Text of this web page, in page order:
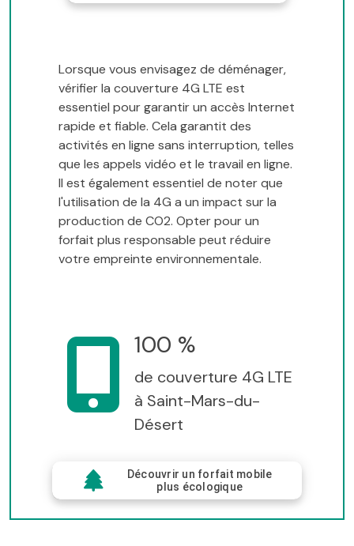
Lorsque vous envisagez de déménager,
vérifier la couverture 4G LTE est
essentiel pour garantir un accès Internet
rapide et fiable. Cela garantit des
activités en ligne sans interruption, telles
que les appels vidéo et le travail en ligne.
Il est également essentiel de noter que
l'utilisation de la 4G a un impact sur la
production de CO2. Opter pour un
forfait plus responsable peut réduire
votre empreinte environnementale.
100 %
de couverture 4G LTE
à Saint-Mars-du-
Désert
Découvrir un forfait mobile
plus écologique